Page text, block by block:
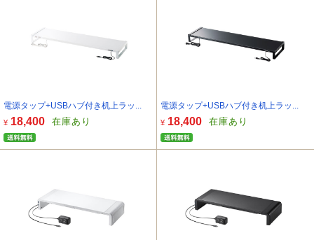
電源タップ+USBハブ付き机上ラッ...
¥ 18,400 在庫あり
電源タップ+USBハブ付き机上ラッ...
¥ 18,400 在庫あり